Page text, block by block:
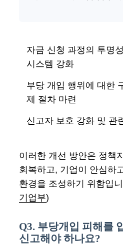
자금 신청 과정의 투명
시스템 강화
부당 개입 행위에 대한
제 절차 마련
신고자 보호 강화 및 관
이러한 개선 방안은 정책
회복하고, 기업이 안심하
환경을 조성하기 위함입
기업부)
Q3. 부당개입 피해를
신고해야 하나요?